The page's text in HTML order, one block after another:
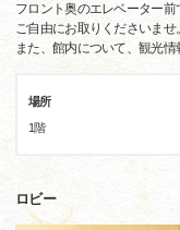
フロント奥のエレベーター前
ご自由にお取りくださいませ。
また、館内について、観光
場所
1階
ロビー